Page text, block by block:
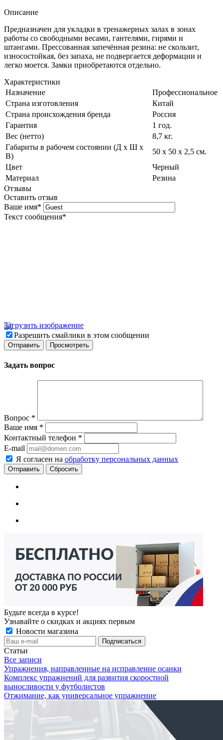
Описание
Предназначен для укладки в тренажерных залах в зонах
работы со свободными весами, гантелями, гирями и
штангами. Прессованная запечённая резина: не скользит,
износостойкая, без запаха, не подвергается деформации и
легко моется. Замки приобретаются отдельно.
Характеристики
Назначение
Профессиональное
Страна изготовления
Китай
Страна происхождения бренда
Россия
Гарантия
1 год.
Вес (нетто)
8,7 кг.
Габариты в рабочем состоянии (Д х Ш х
В)
50 х 50 х 2,5 см.
Цвет
Черный
Материал
Резина
Отзывы
Оставить отзыв
Ваше имя*
Текст сообщения*
Загрузить изображение
Разрешить смайлики в этом сообщении
Задать вопрос
Вопрос *
Ваше имя *
Контактный телефон *
E-mail
Я согласен на обработку персональных данных
Сбросить
Будьте всегда в курсе!
Узнавайте о скидках и акциях первым
Новости магазина
Статьи
Все записи
Упражнения, направленные на исправление осанки
Комплекс упражнений для развития скоростной
выносливости у футболистов
Отжимание, как универсальное упражнение